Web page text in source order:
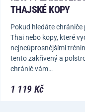
THAJSKÉ KOPY
Pokud hledáte
Thai nebo kopy, které
nejneúprosnějšími
tento zakřivený a
chránič vám…
1 119 Kč